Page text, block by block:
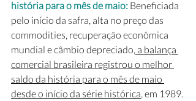
história para o mês de maio: Beneficiada
pelo início da safra, alta no preço das
commodities, recuperação econômica
mundial e câmbio depreciado, a balança
comercial brasileira registrou o melhor
saldo da história para o mês de maio
desde o início da série histórica, em 1989.